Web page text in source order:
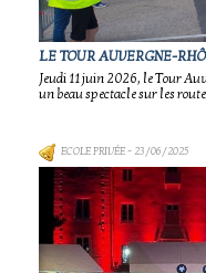
LE TOUR AUVERGNE-
Jeudi 11 juin 2026, le Tour
un beau spectacle sur les
ECOLE PRIVÉE- 23/06/2025